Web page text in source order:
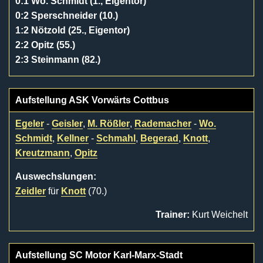
0:2 Sperschneider (10.)
1:2 Nötzold (25., Eigentor)
2:2 Opitz (55.)
2:3 Steinmann (82.)
Aufstellung ASK Vorwärts Cottbus
Egeler - Geisler, M. Rößler, Rademacher - Wo.
Schmidt, Kellner - Schmahl , Begerad , Knott,
Kreutzmann, Opitz
Auswechslungen:
Zeidler für Knott (70.)
Trainer: Kurt Weichelt
Aufstellung SC Motor Karl-Marx-Stadt